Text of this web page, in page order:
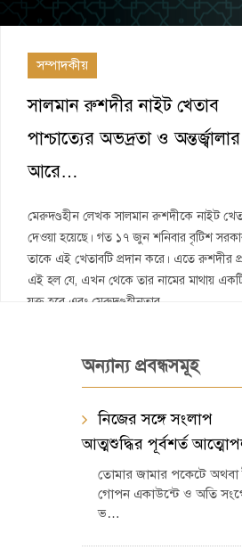
সম্পাদকীয়
সালমান রুশদীর নাইট খেতাব
পাশ্চাত্যের অভদ্রতা ও অন্তর্জ্বালার
আরে…
মেরুদণ্ডহীন লেখক সালমান রুশদীকে নাইট
দেওয়া হয়েছে। গত ১৭ জুন শনিবার বৃটিশ
তাকে এই খেতাবটি প্রদান করে। এতে রুশদীর
এই হল যে, এখন থেকে তার নামের মাথায় একটি
যুক্ত হবে এবং মেরুদণ্ডহীনতার…
অন্যান্য প্রবন্ধসমূহ
নিজের সঙ্গে সংলাপ
আত্মশুদ্ধির পূর্বশর্ত
তোমার জামার পকেটে অথবা
গোপন একাউন্টে ও অতি
ভ…